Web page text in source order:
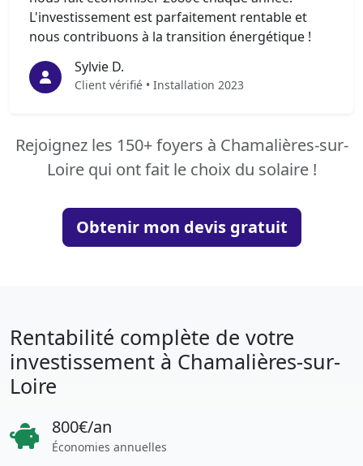
L'investissement est parfaitement rentable et
nous contribuons à la transition énergétique !
Sylvie D.
Client vérifié • Installation 2023
Rejoignez les 150+ foyers à Chamalières-sur-
Loire qui ont fait le choix du solaire !
Obtenir mon devis gratuit
Rentabilité complète de votre
investissement à Chamalières-sur-
Loire
800€/an
Économies annuelles